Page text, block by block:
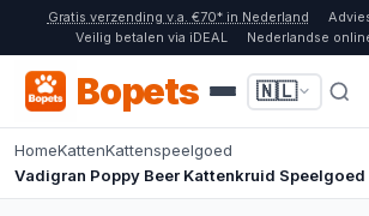
Gratis verzending v.a. €70* in Nederland
Veilig betalen via iDEAL
Nederlandse
Bopets 🇳🇱
HomeKattenKattenspeelgoed
Vadigran Poppy Beer Kattenkruid Speelgoed